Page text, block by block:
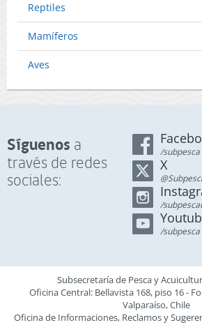
Reptiles
Mamíferos
Aves
Síguenos a
través de redes
sociales:
/subpesca
X
/
/subpesca
Subsecretaría de Pesca y
Oficina Central: Bellavista 168, piso 16 -
Valparaíso, Chile
Oficina de Informaciones, Reclamos y